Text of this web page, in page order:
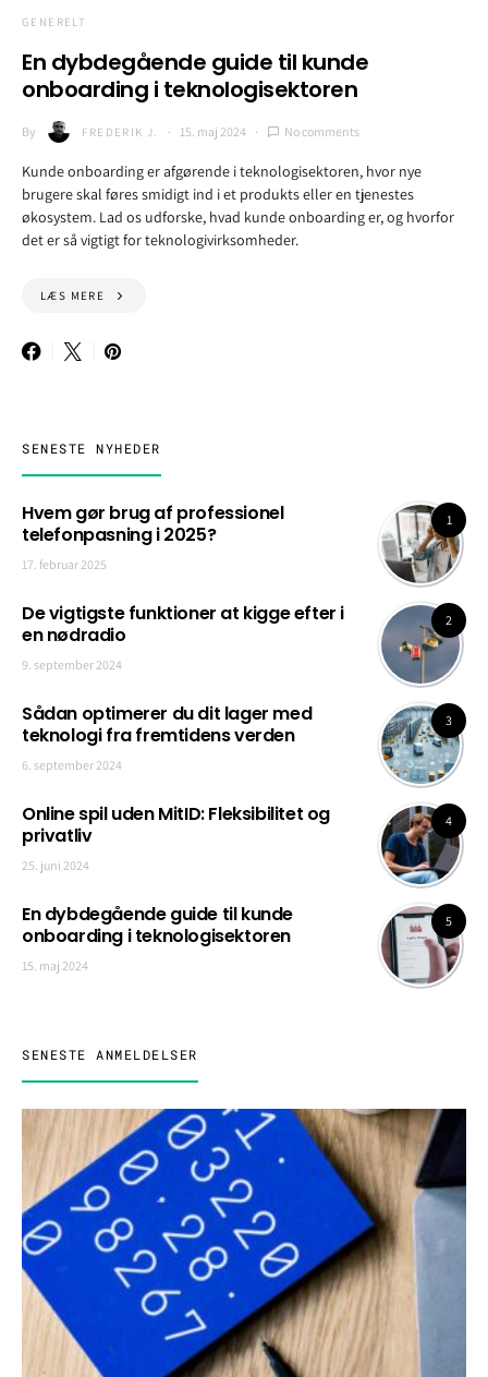
GENERELT
En dybdegående guide til kunde
onboarding i teknologisektoren
By FREDERIK J. 15. maj 2024 No comments
Kunde onboarding er afgørende i teknologisektoren, hvor nye
brugere skal føres smidigt ind i et produkts eller en tjenestes
økosystem. Lad os udforske, hvad kunde onboarding er, og hvorfor
det er så vigtigt for teknologivirksomheder.
LÆS MERE
SENESTE NYHEDER
1
Hvem gør brug af professionel
telefonpasning i 2025?
17. februar 2025
2
De vigtigste funktioner at kigge efter i
en nødradio
9. september 2024
3
Sådan optimerer du dit lager med
teknologi fra fremtidens verden
6. september 2024
4
Online spil uden MitID: Fleksibilitet og
privatliv
25. juni 2024
5
En dybdegående guide til kunde
onboarding i teknologisektoren
15. maj 2024
SENESTE ANMELDELSER